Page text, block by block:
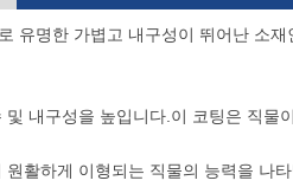
유명한 가볍고 내구성이 뛰어난 소
내구성을 높입니다.이 코팅은 직
활하게 이형되는 직물의 능력을